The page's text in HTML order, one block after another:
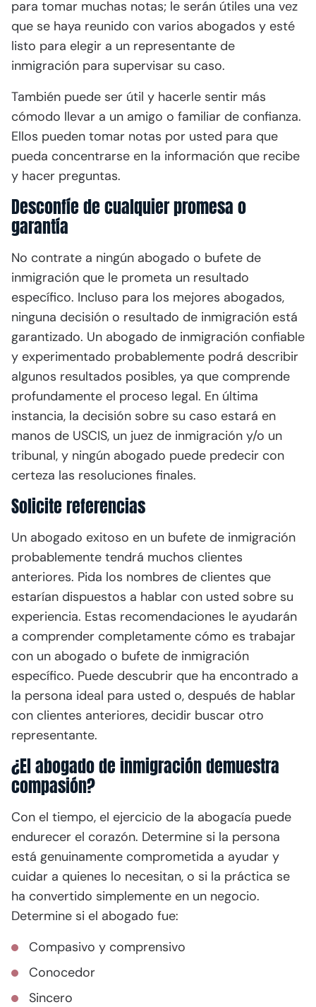
para tomar muchas notas; le serán útiles una vez
que se haya reunido con varios abogados y esté
listo para elegir a un representante de
inmigración para supervisar su caso.
También puede ser útil y hacerle sentir más
cómodo llevar a un amigo o familiar de confianza.
Ellos pueden tomar notas por usted para que
pueda concentrarse en la información que recibe
y hacer preguntas.
Desconfíe de cualquier promesa o
garantía
No contrate a ningún abogado o bufete de
inmigración que le prometa un resultado
específico. Incluso para los mejores abogados,
ninguna decisión o resultado de inmigración está
garantizado. Un abogado de inmigración confiable
y experimentado probablemente podrá describir
algunos resultados posibles, ya que comprende
profundamente el proceso legal. En última
instancia, la decisión sobre su caso estará en
manos de USCIS, un juez de inmigración y/o un
tribunal, y ningún abogado puede predecir con
certeza las resoluciones finales.
Solicite referencias
Un abogado exitoso en un bufete de inmigración
probablemente tendrá muchos clientes
anteriores. Pida los nombres de clientes que
estarían dispuestos a hablar con usted sobre su
experiencia. Estas recomendaciones le ayudarán
a comprender completamente cómo es trabajar
con un abogado o bufete de inmigración
específico. Puede descubrir que ha encontrado a
la persona ideal para usted o, después de hablar
con clientes anteriores, decidir buscar otro
representante.
¿El abogado de inmigración demuestra
compasión?
Con el tiempo, el ejercicio de la abogacía puede
endurecer el corazón. Determine si la persona
está genuinamente comprometida a ayudar y
cuidar a quienes lo necesitan, o si la práctica se
ha convertido simplemente en un negocio.
Determine si el abogado fue:
Compasivo y comprensivo
Conocedor
Sincero